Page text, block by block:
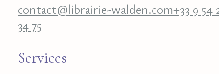
contact@librairie-walden.com+33 9 54
34 75
Services